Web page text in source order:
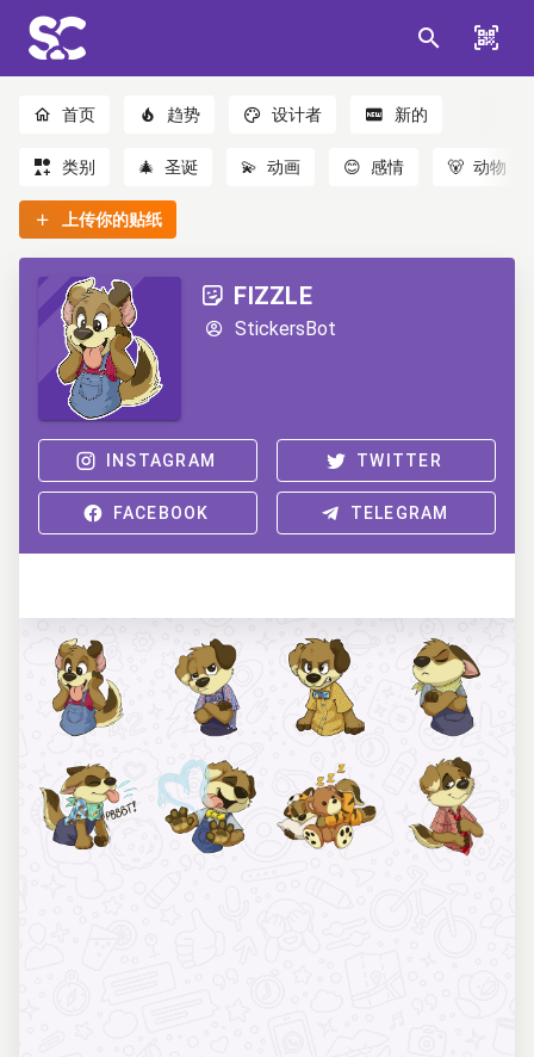
首页 趋势 设计者 新的
类别 🎄 圣诞 💫 动画 😊 感情 🐻 动物
上传你的贴纸
FIZZLE
StickersBot
INSTAGRAM TWITTER
FACEBOOK TELEGRAM